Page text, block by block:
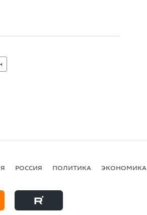
РОССИЯ ПОЛИТИКА ЭКОНОМИКА